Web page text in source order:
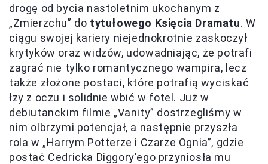
drogę od bycia nastoletnim ukochanym z
„Zmierzchu” do tytułowego Księcia Dramatu. W
ciągu swojej kariery niejednokrotnie zaskoczył
krytyków oraz widzów, udowadniając, że potrafi
zagrać nie tylko romantycznego wampira, lecz
także złożone postaci, które potrafią wyciskać
łzy z oczu i solidnie wbić w fotel. Już w
debiutanckim filmie „Vanity” dostrzegliśmy w
nim olbrzymi potencjał, a następnie przyszła
rola w „Harrym Potterze i Czarze Ognia”, gdzie
postać Cedricka Diggory'ego przyniosła mu